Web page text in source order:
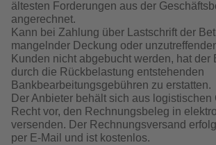
ältesten Forderungen aus der
angerechnet.
Kann bei Zahlung über Lastschrift der
mangelnder Deckung oder
Kunden nicht abgebucht werden, hat der
durch die Rückbelastung entstehenden
Bankbearbeitungsgebühren zu erstatten.
Der Anbieter behält sich aus logistischen
Recht vor, den Rechnungsbeleg in
versenden. Der Rechnungsversand
per E-Mail und ist kostenlos.